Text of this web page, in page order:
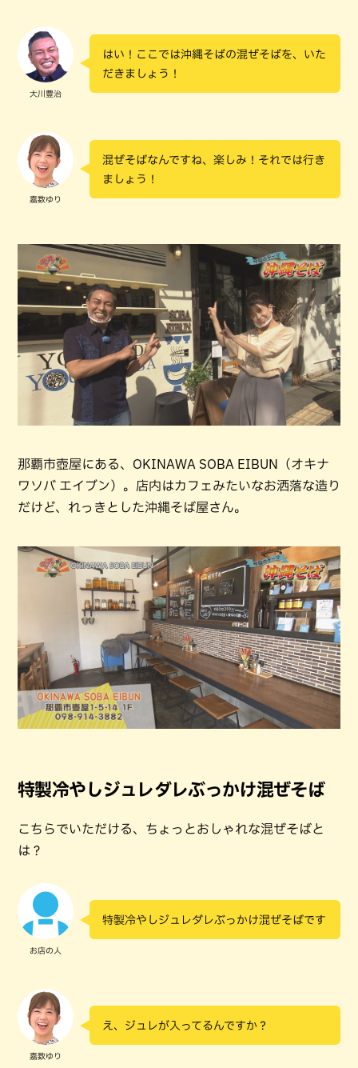
大川豊治
はい！ここでは沖縄そばの混ぜそばを、いた
だきましょう！
嘉数ゆり
混ぜそばなんですね、楽しみ！それでは行き
ましょう！
那覇市壺屋にある、OKINAWA SOBA EIBUN（オキナ
ワソバ エイブン）。店内はカフェみたいなお洒落な造り
だけど、れっきとした沖縄そば屋さん。
特製冷やしジュレダレぶっかけ混ぜそば
こちらでいただける、ちょっとおしゃれな混ぜそばと
は？
お店の人
特製冷やしジュレダレぶっかけ混ぜそばです
嘉数ゆり
え、ジュレが入ってるんですか？